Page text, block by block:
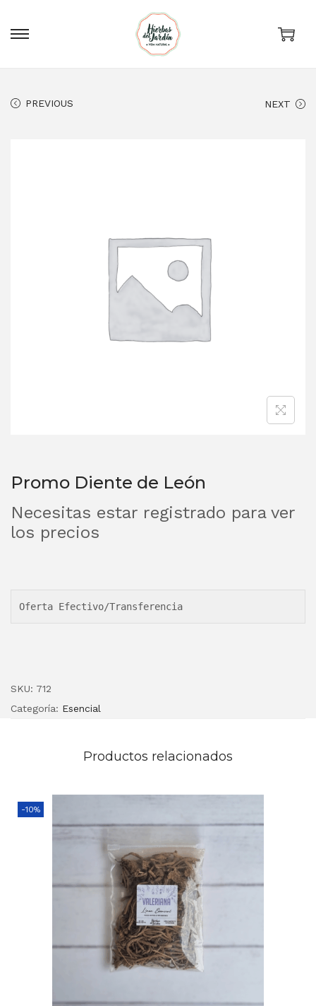
PREVIOUS NEXT
Promo Diente de León
Necesitas estar registrado para ver
los precios
Oferta Efectivo/Transferencia
SKU: 712
Categoría: Esencial
Productos relacionados
-10%